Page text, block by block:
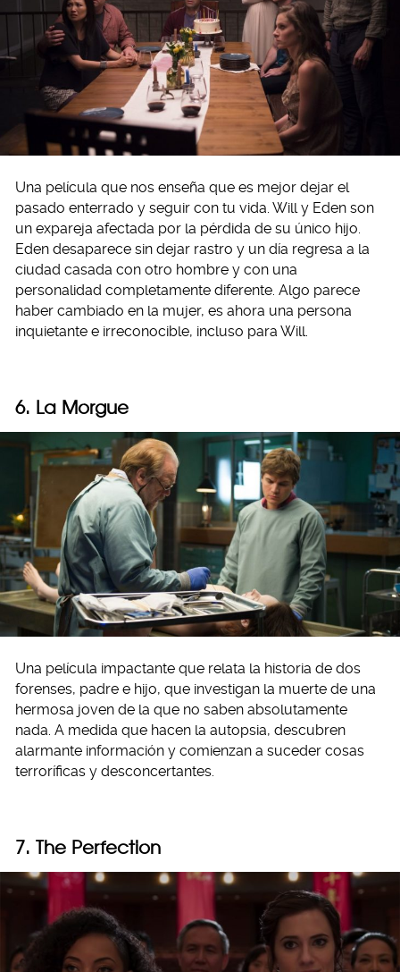
Una película que nos enseña que es mejor dejar el
pasado enterrado y seguir con tu vida. Will y Eden son
un expareja afectada por la pérdida de su único hijo.
Eden desaparece sin dejar rastro y un día regresa a la
ciudad casada con otro hombre y con una
personalidad completamente diferente. Algo parece
haber cambiado en la mujer, es ahora una persona
inquietante e irreconocible, incluso para Will.
6. La Morgue
Una película impactante que relata la historia de dos
forenses, padre e hijo, que investigan la muerte de una
hermosa joven de la que no saben absolutamente
nada. A medida que hacen la autopsia, descubren
alarmante información y comienzan a suceder cosas
terroríficas y desconcertantes.
7. The Perfection